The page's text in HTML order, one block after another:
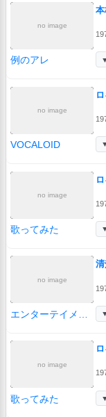
no image
例のアレ
no image
VOCALOID
no image
歌ってみた
no image
no image
歌ってみた